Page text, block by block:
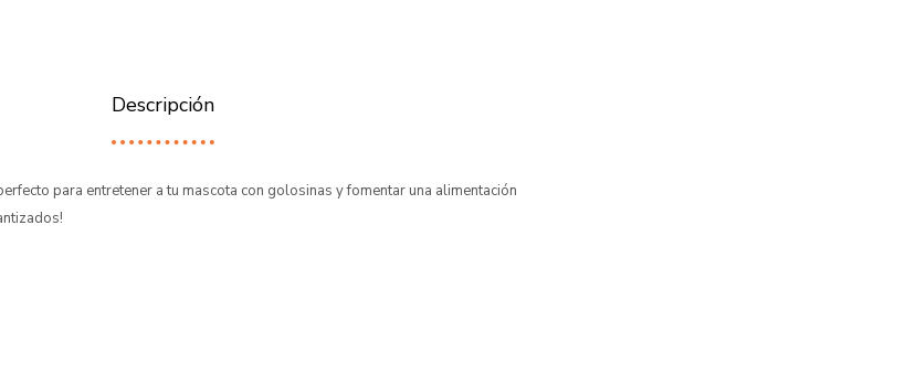
Descripción
para entretener a tu mascota con golosinas y fomentar una alimentación